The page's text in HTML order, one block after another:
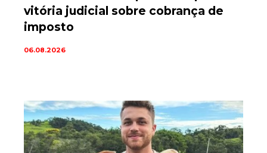
vitória judicial sobre cobrança de
imposto
06.08.2026